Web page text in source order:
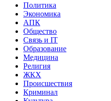
Политика
Экономика
АПК
Общество
Связь и IT
Образование
Медицина
Религия
ЖКХ
Происшествия
Криминал